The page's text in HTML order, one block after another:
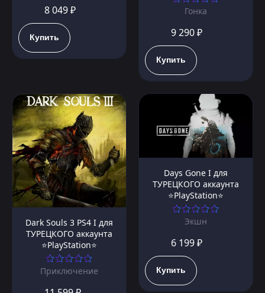
8 049 ₽
Купить
Гонка
9 290 ₽
Купить
Dark Souls 3 PS4 I для
ТУРЕЦКОГО аккаунта
⭐PlayStation⭐
Приключение
Days Gone I для
ТУРЕЦКОГО аккаунта
⭐PlayStation⭐
Экшн
6 199 ₽
Купить